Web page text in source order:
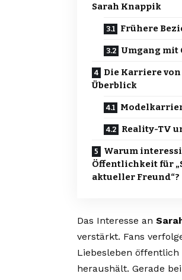
Sarah Knappik
Frühere
Umgang mit
Die Karriere
Überblick
Reality-TV
Warum
Öffentlichkeit für
aktueller Freund“?
Das Interesse an
verstärkt. Fans
Liebesleben
heraushält. Gerade